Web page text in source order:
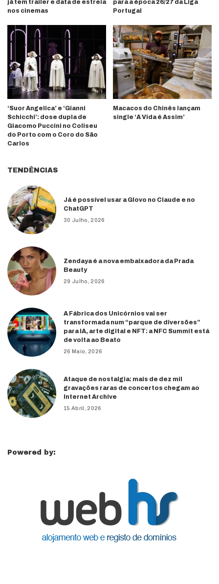
já tem trailer e data de estreia
nos cinemas
para a época 26/27 da Liga
Portugal
‘Suor Angelica’ e ‘Gianni
Schicchi’: dose dupla de
Giacomo Puccini no Coliseu
do Porto com o Coro do São
Carlos
Macacos do Chinês lançam
single ‘A Vida é Assim’
TENDÊNCIAS
Já é possível usar a Glovo no Claude e no
ChatGPT
30 Julho, 2026
Zendaya é a nova embaixadora da Prada
Beauty
29 Julho, 2026
A Fábrica dos Unicórnios vai ser
transformada num “parque de diversões”
para IA, arte digital e NFT: a NFC Summit está
de volta ao Beato
26 Maio, 2026
Ataque de nostalgia: mais de dez mil
gravações raras de concertos chegam ao
Internet Archive
15 Abril, 2026
Powered by: